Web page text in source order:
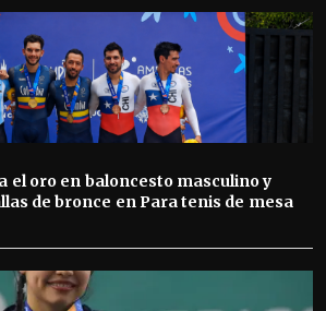
el oro en baloncesto masculino y
de bronce en Para tenis de mesa